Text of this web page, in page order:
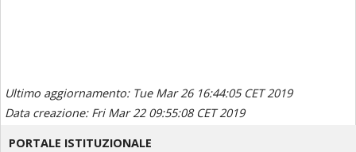
Ultimo aggiornamento: Tue Mar 26 16:44:05 CET 2019
Data creazione: Fri Mar 22 09:55:08 CET 2019
PORTALE ISTITUZIONALE